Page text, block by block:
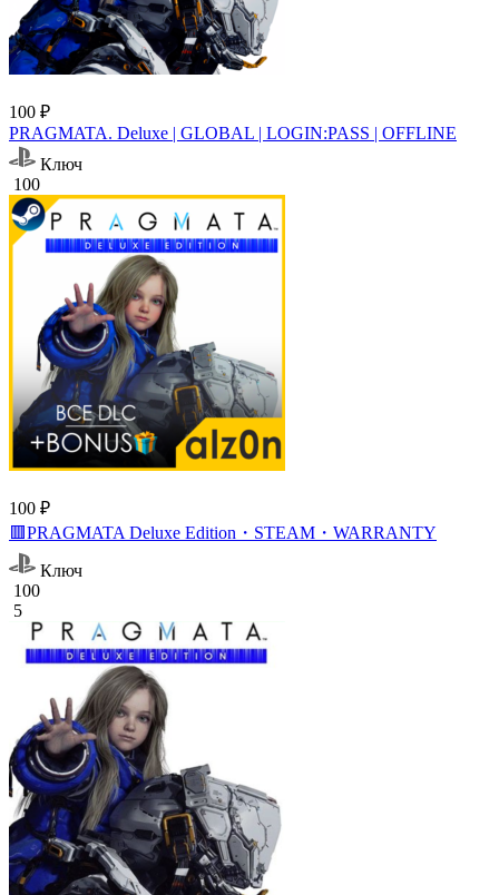
100 ₽
PRAGMATA. Deluxe | GLOBAL | LOGIN:PASS | OFFLINE
Ключ
100
100 ₽
🟥PRAGMATA Deluxe Edition・STEAM・WARRANTY
Ключ
100
5